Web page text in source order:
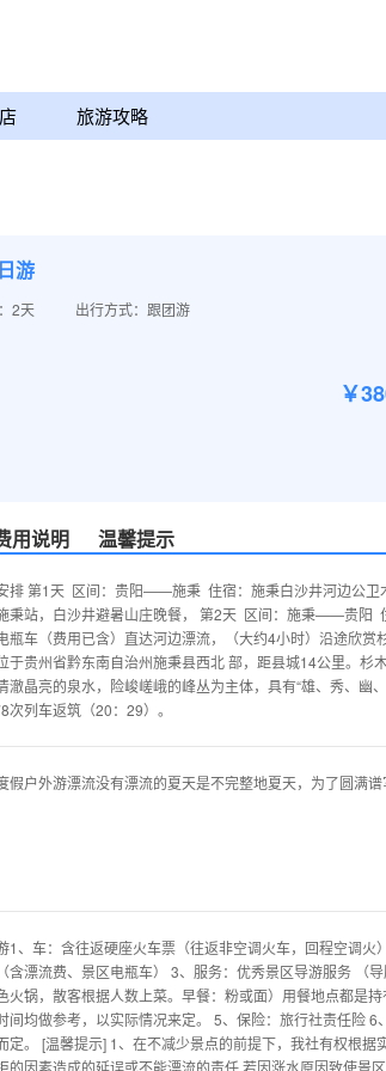
旅游攻略
游
2天
出行方式：跟团游
￥
用说明 温馨提示
排 第1天 区间：贵阳——施秉 住宿：施秉白沙井河边
秉站，白沙井避暑山庄晚餐， 第2天 区间：施秉——贵
瓶车（费用已含）直达河边漂流，（大约4小时）沿途欣
于贵州省黔东南自治州施秉县西北 部，距县城14公里。杉
澈晶亮的泉水，险峻嵯峨的峰丛为主体，具有“雄、秀、幽
次列车返筑（20：29）。
假户外游漂流没有漂流的夏天是不完整地夏天，为了圆满
1、车：含往返硬座火车票（往返非空调火车，回程空调
含漂流费、景区电瓶车） 3、服务：优秀景区导游服务 （
火锅，散客根据人数上菜。早餐：粉或面）用餐地点都是
间均做参考，以实际情况来定。 5、保险：旅行社责任险
定。 [温馨提示] 1、在不减少景点的前提下，我社有权根
的因素造成的延误或不能漂流的责任.若因涨水原因致使景